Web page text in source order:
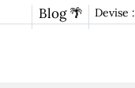
Blog 🌴 Devise :